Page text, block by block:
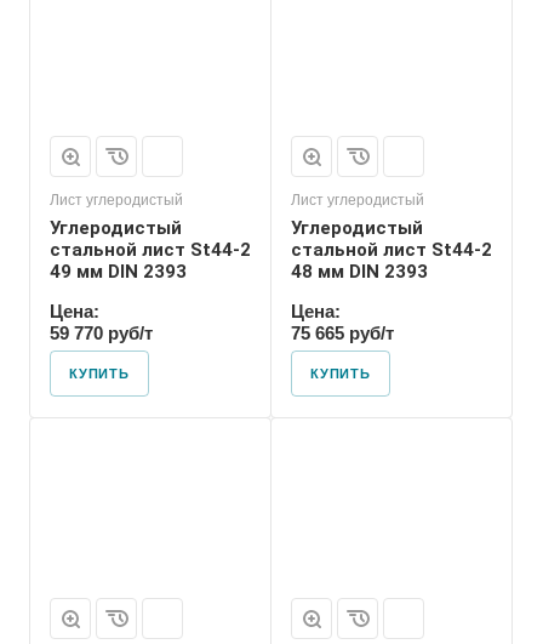
Лист углеродистый
Углеродистый
стальной лист St44-2
49 мм DIN 2393
Цена:
59 770 руб/т
КУПИТЬ
Лист углеродистый
Углеродистый
стальной лист St44-2
48 мм DIN 2393
Цена:
75 665 руб/т
КУПИТЬ